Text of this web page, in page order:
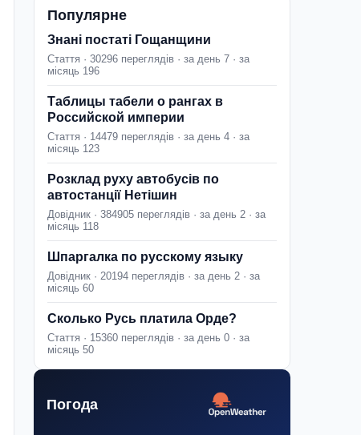
Популярне
Знані постаті Гощанщини
Стаття · 30296 переглядів · за день 7 · за
місяць 196
Таблицы табели о рангах в
Российской империи
Стаття · 14479 переглядів · за день 4 · за
місяць 123
Розклад руху автобусів по
автостанції Нетішин
Довідник · 384905 переглядів · за день 2 · за
місяць 118
Шпаргалка по русскому языку
Довідник · 20194 переглядів · за день 2 · за
місяць 60
Сколько Русь платила Орде?
Стаття · 15360 переглядів · за день 0 · за
місяць 50
Погода